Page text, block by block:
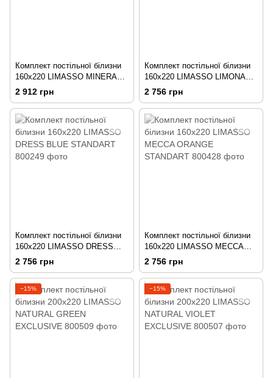
Комплект постільної білизни
160х220 LIMASSO MINERAL
BLUE EXCLUSIVE
2 912 грн
Комплект постільної білизни
160х220 LIMASSO LIMONADE
STANDART
2 756 грн
Комплект постільної білизни
160х220 LIMASSO DRESS
BLUE STANDART
2 756 грн
Комплект постільної білизни
160х220 LIMASSO MECCA
ORANGE STANDART
2 756 грн
−15% −15%